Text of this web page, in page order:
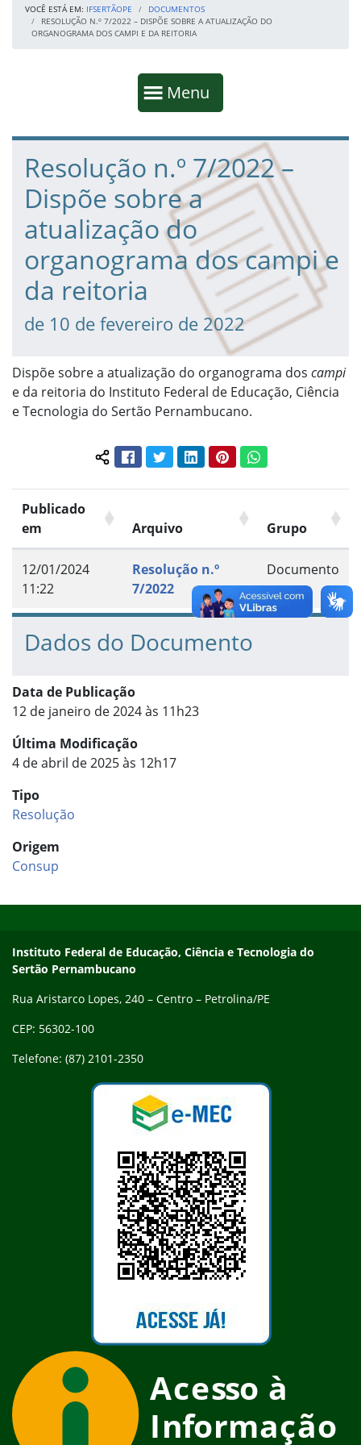
VOCÊ ESTÁ EM: IFSERTÃOPE
DOCUMENTOS
RESOLUÇÃO N.º 7/2022 – DISPÕE SOBRE A ATUALIZAÇÃO DO
ORGANOGRAMA DOS CAMPI E DA REITORIA
Mostrar
Menu
Fim da navegação
Início do conteúdo
Resolução n.º 7/2022 –
Dispõe sobre a
atualização do
organograma dos campi e
da reitoria
de 10 de fevereiro de 2022
Dispõe sobre a atualização do organograma dos campi
e da reitoria do Instituto Federal de Educação, Ciência
e Tecnologia do Sertão Pernambucano.
Compartilhar conteúdo:
FacebookTwitterLinkedInPinterestWhatsApp
Publicado
em
Arquivo Grupo
12/01/2024
11:22
Resolução n.º
7/2022
Documento
Dados do Documento
Data de Publicação
12 de janeiro de 2024 às 11h23
Última Modificação
4 de abril de 2025 às 12h17
Tipo
Resolução
Origem
Consup
Endereço
Instituto Federal de Educação, Ciência e Tecnologia do
Sertão Pernambucano
Rua Aristarco Lopes, 240 – Centro – Petrolina/PE
CEP: 56302-100
Telefone: (87) 2101-2350